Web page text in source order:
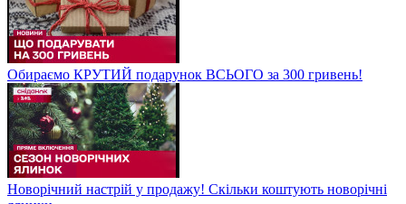
Обираємо КРУТИЙ подарунок ВСЬОГО за 300 гривень!
Новорічний настрій у продажу! Скільки коштують новорічні